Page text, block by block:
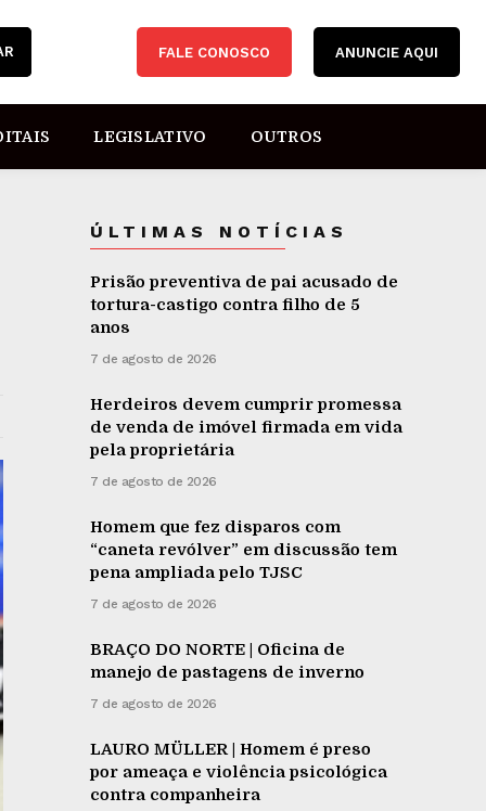
FALE CONOSCO ANUNCIE AQUI
LEGISLATIVO OUTROS
ÚLTIMAS NOTÍCIAS
Prisão preventiva de pai acusado de
tortura-castigo contra filho de 5
anos
7 de agosto de 2026
Herdeiros devem cumprir promessa
de venda de imóvel firmada em vida
pela proprietária
7 de agosto de 2026
Homem que fez disparos com
“caneta revólver” em discussão tem
pena ampliada pelo TJSC
7 de agosto de 2026
BRAÇO DO NORTE | Oficina de
manejo de pastagens de inverno
7 de agosto de 2026
LAURO MÜLLER | Homem é preso
por ameaça e violência psicológica
contra companheira